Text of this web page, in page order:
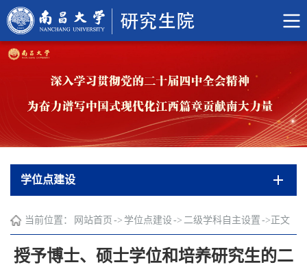
学位点建设
当前位置： 网站首页 -> 学位点建设-> 二级学科自主设置 -> 正文
授予博士、硕士学位和培养研究生的二